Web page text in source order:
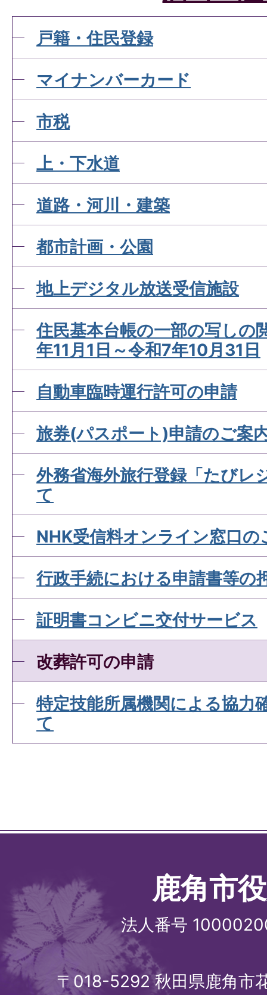
パスポートを申請するには
か。
パスポートを紛失してしま
パスポートの受取りは本人
んか。
パスポートを申請してか
とができますか。
戸籍・住民登録
マイナンバーカード
市税
上・下水道
道路・河川・建築
都市計画・公園
地上デジタル放送受信施設
住民基本台帳の一部の写しの
年11月1日～令和7年10月31日
自動車臨時運行許可の申請
旅券(パスポート)申請のご案
外務省海外旅行登録「たびレ
て
NHK受信料オンライン窓口の
行政手続における申請書等の
証明書コンビニ交付サービス
改葬許可の申請
特定技能所属機関による協力
て
鹿角市
法人番号
〒018-5292 秋田県鹿角市